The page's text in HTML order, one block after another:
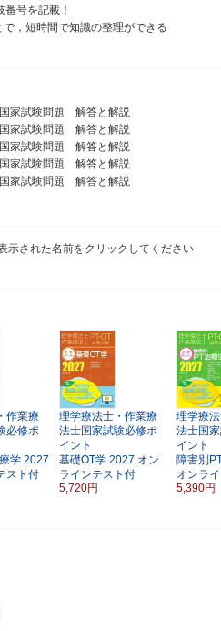
号を記載！
，短時間で知識の整理ができる
家試験問題 解答と解説
家試験問題 解答と解説
家試験問題 解答と解説
家試験問題 解答と解説
家試験問題 解答と解説
示された名前をクリックしてください
作業療
必修ポ
学 2027
スト付
理学療法士・作業療
法士国家試験必修ポ
イント
基礎OT学 2027 オン
ラインテスト付
5,720円
理学療
法士国
イント
障害別
オンラ
5,390円